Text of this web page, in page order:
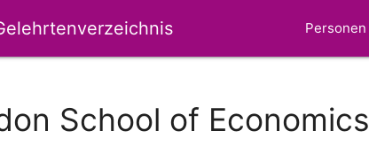
Personen
School of Economics